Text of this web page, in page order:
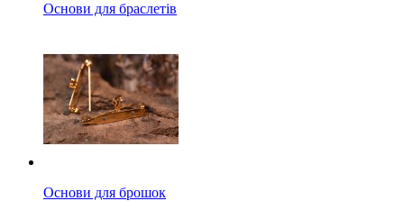
Основи для браслетів
Основи для брошок